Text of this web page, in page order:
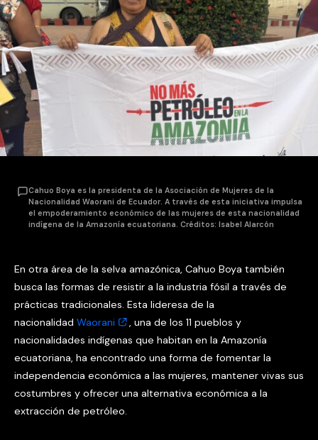
Cahuo Boya es la presidenta de la Asociación de Mujeres de la
Nacionalidad Waorani de Ecuador. A través de esta iniciativa impulsa
el empoderamiento económico de las mujeres de esta nacionalidad
indígena de la Amazonía ecuatoriana. Créditos: Isabel Alarcón
En otra área de la selva amazónica, Cahuo Boya también
busca las formas de resistir a la industria fósil a través de
prácticas tradicionales. Esta lideresa de la
nacionalidad Waorani
, una de los 11 pueblos y
nacionalidades indígenas que habitan en la Amazonía
ecuatoriana, ha encontrado una forma de fomentar la
independencia económica a las mujeres, mantener vivas sus
costumbres y ofrecer una alternativa económica a la
extracción de petróleo.